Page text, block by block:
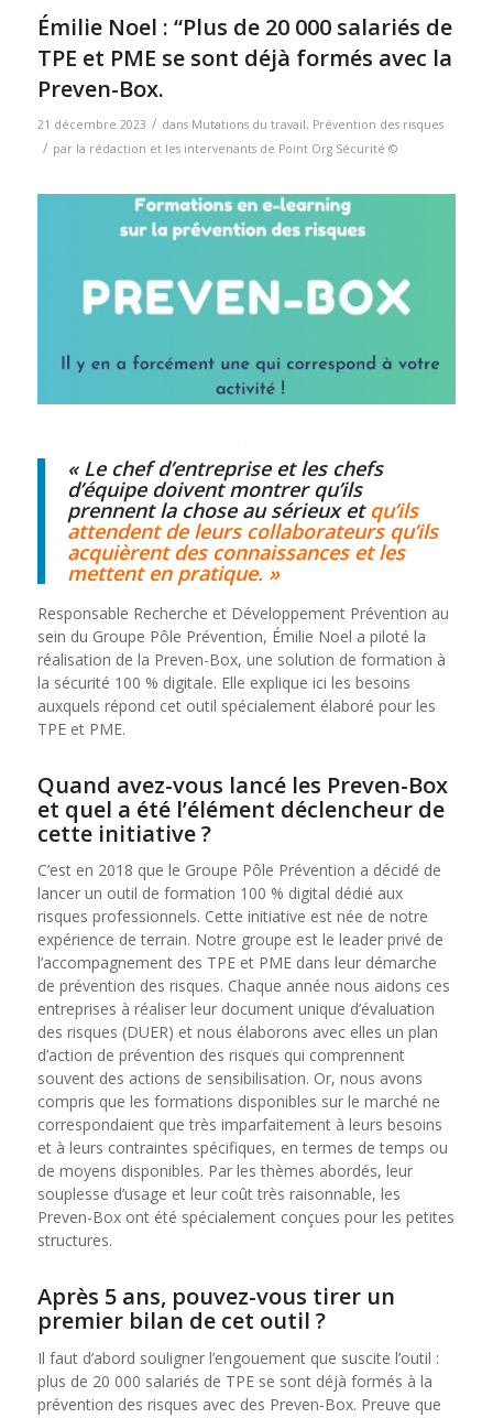
Émilie Noel : “Plus de 20 000 salariés de
TPE et PME se sont déjà formés avec la
Preven-Box.
21 décembre 2023 / dans Mutations du travail, Prévention des risques
/ par la rédaction et les intervenants de Point Org Sécurité ©
« Le chef d’entreprise et les chefs
d’équipe doivent montrer qu’ils
prennent la chose au sérieux etqu’ils
attendent de leurs collaborateurs qu’ils
acquièrent des connaissances et les
mettent en pratique. »
Responsable Recherche et Développement Prévention au
sein du Groupe Pôle Prévention, Émilie Noel a piloté la
réalisation de la Preven-Box, une solution de formation à
la sécurité 100 % digitale. Elle explique ici les besoins
auxquels répond cet outil spécialement élaboré pour les
TPE et PME.
Quand avez-vous lancé les Preven-Box
et quel a été l’élément déclencheur de
cette initiative ?
C’est en 2018 que le Groupe Pôle Prévention a décidé de
lancer un outil de formation 100 % digital dédié aux
risques professionnels. Cette initiative est née de notre
expérience de terrain. Notre groupe est le leader privé de
l’accompagnement des TPE et PME dans leur démarche
de prévention des risques. Chaque année nous aidons ces
entreprises à réaliser leur document unique d’évaluation
des risques (DUER) et nous élaborons avec elles un plan
d’action de prévention des risques qui comprennent
souvent des actions de sensibilisation. Or, nous avons
compris que les formations disponibles sur le marché ne
correspondaient que très imparfaitement à leurs besoins
et à leurs contraintes spécifiques, en termes de temps ou
de moyens disponibles. Par les thèmes abordés, leur
souplesse d’usage et leur coût très raisonnable, les
Preven-Box ont été spécialement conçues pour les petites
structures.
Après 5 ans, pouvez-vous tirer un
premier bilan de cet outil ?
Il faut d’abord souligner l’engouement que suscite l’outil :
plus de 20 000 salariés de TPE se sont déjà formés à la
prévention des risques avec des Preven-Box. Preuve que